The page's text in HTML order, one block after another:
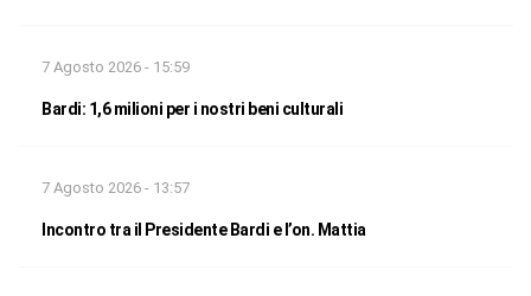
7 Agosto 2026 - 15:59
Bardi: 1,6 milioni per i nostri beni culturali
7 Agosto 2026 - 13:57
Incontro tra il Presidente Bardi e l’on. Mattia